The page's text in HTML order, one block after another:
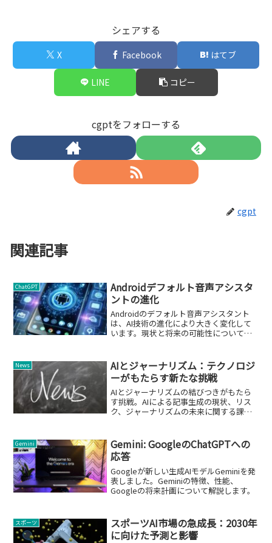
シェアする
X Facebook はてブ
LINE コピー
cgptをフォローする
cgpt
関連記事
ChatGPT
Androidデフォルト音声アシスタ
ントの進化
Androidのデフォルト音声アシスタント
は、AI技術の進化により大きく変化して
います。現状と将来の可能性について詳
News
AIとジャーナリズム：テクノロジ
ーがもたらす新たな挑戦
AIとジャーナリズムの結びつきがもたら
す挑戦。AIによる記事生成の現状、リス
ク、ジャーナリズムの未来に関する課題
Gemini
Gemini: GoogleのChatGPTへの
応答
Googleが新しい生成AIモデルGeminiを発
表しました。Geminiの特徴、性能、
Googleの将来計画について解説します。
スポーツ
スポーツAI市場の急成長：2030年
に向けた予測と影響